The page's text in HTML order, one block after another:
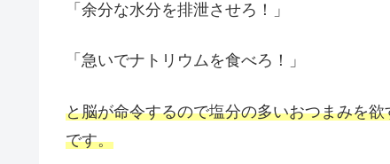
「余分な水分を排泄させろ！」
「急いでナトリウムを食べろ！」
と脳が命令するので塩分の多いおつまみを
です。